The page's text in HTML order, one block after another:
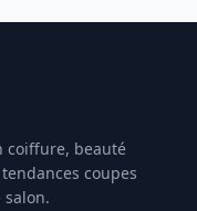
coiffure, beauté
coupes
salon.